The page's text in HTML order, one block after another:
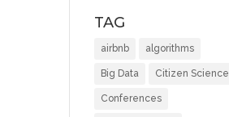
TAG
airbnb algorithms
Big Data Citizen Science
Conferences